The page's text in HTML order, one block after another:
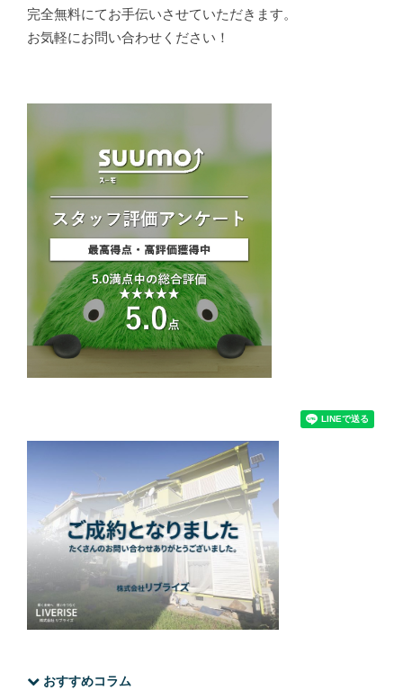
完全無料にてお手伝いさせていただきます。
お気軽にお問い合わせください！
おすすめコラム